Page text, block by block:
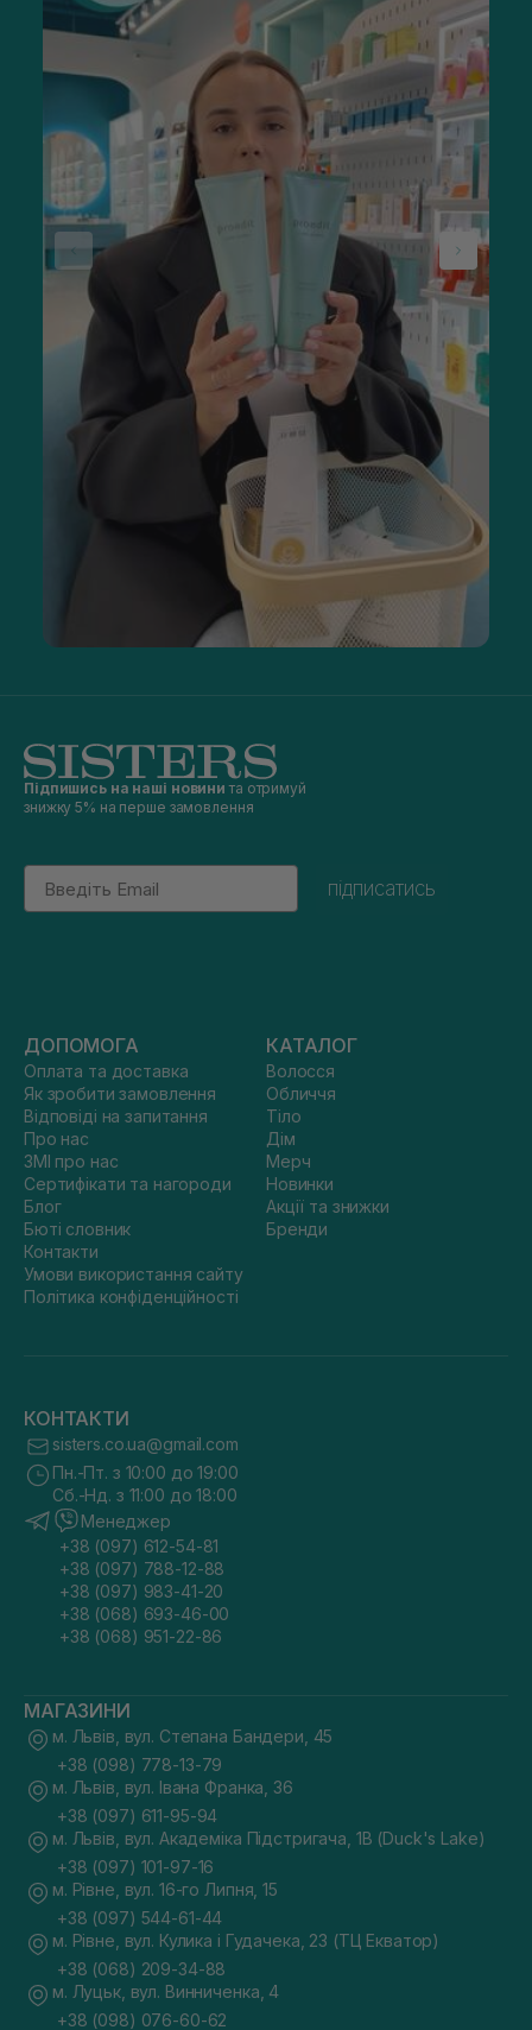
Підпишись на наші новини та отримуй
знижку 5% на перше замовлення
Email
підписатись
ДОПОМОГА
Оплата та доставка
Як зробити замовлення
Відповіді на запитання
Про нас
ЗМІ про нас
Сертифікати та нагороди
Блог
Бюті словник
Контакти
Умови використання сайту
Політика конфіденційності
КАТАЛОГ
Волосся
Обличчя
Тіло
Дім
Мерч
Новинки
Акції та знижки
Бренди
КОНТАКТИ
sisters.co.ua@gmail.com
Пн.-Пт. з 10:00 до 19:00
Сб.-Нд. з 11:00 до 18:00
Менеджер
+38 (097) 612-54-81
+38 (097) 788-12-88
+38 (097) 983-41-20
+38 (068) 693-46-00
+38 (068) 951-22-86
МАГАЗИНИ
м. Львів, вул. Степана Бандери, 45
+38 (098) 778-13-79
м. Львів, вул. Івана Франка, 36
+38 (097) 611-95-94
м. Львів, вул. Академіка Підстригача, 1В (Duck's Lake)
+38 (097) 101-97-16
м. Рівне, вул. 16-го Липня, 15
+38 (097) 544-61-44
м. Рівне, вул. Кулика і Гудачека, 23 (ТЦ Екватор)
+38 (068) 209-34-88
м. Луцьк, вул. Винниченка, 4
+38 (098) 076-60-62